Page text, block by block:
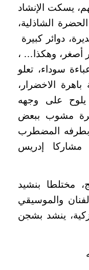
يسكت الإنشاد
الشاذلية،
دوائر كبيرة
أصغر، وهكذا… ،
سوداء، تعلو
الاخضرار،
على وجهه
مشوب ببعض
المضطرب
مشاركا إدريس
مختلطا بنشيد
والموسيقي
ينشد بشجن